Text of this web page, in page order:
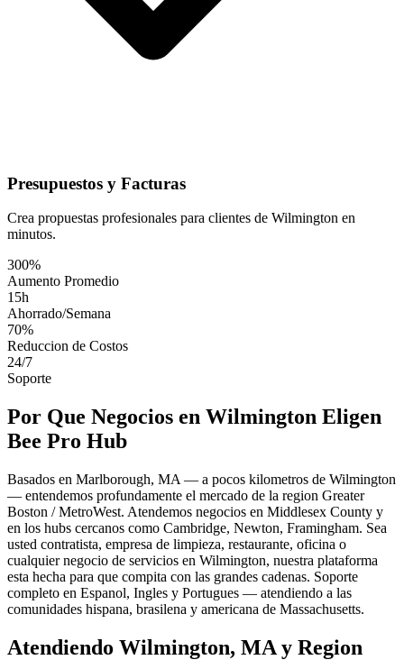
Presupuestos y Facturas
Crea propuestas profesionales para clientes de Wilmington en
minutos.
300%
Aumento Promedio
15h
Ahorrado/Semana
70%
Reduccion de Costos
24/7
Soporte
Por Que Negocios en Wilmington Eligen
Bee Pro Hub
Basados en Marlborough, MA — a pocos kilometros de Wilmington
— entendemos profundamente el mercado de la region Greater
Boston / MetroWest. Atendemos negocios en Middlesex County y
en los hubs cercanos como Cambridge, Newton, Framingham. Sea
usted contratista, empresa de limpieza, restaurante, oficina o
cualquier negocio de servicios en Wilmington, nuestra plataforma
esta hecha para que compita con las grandes cadenas. Soporte
completo en Espanol, Ingles y Portugues — atendiendo a las
comunidades hispana, brasilena y americana de Massachusetts.
Atendiendo Wilmington, MA y Region